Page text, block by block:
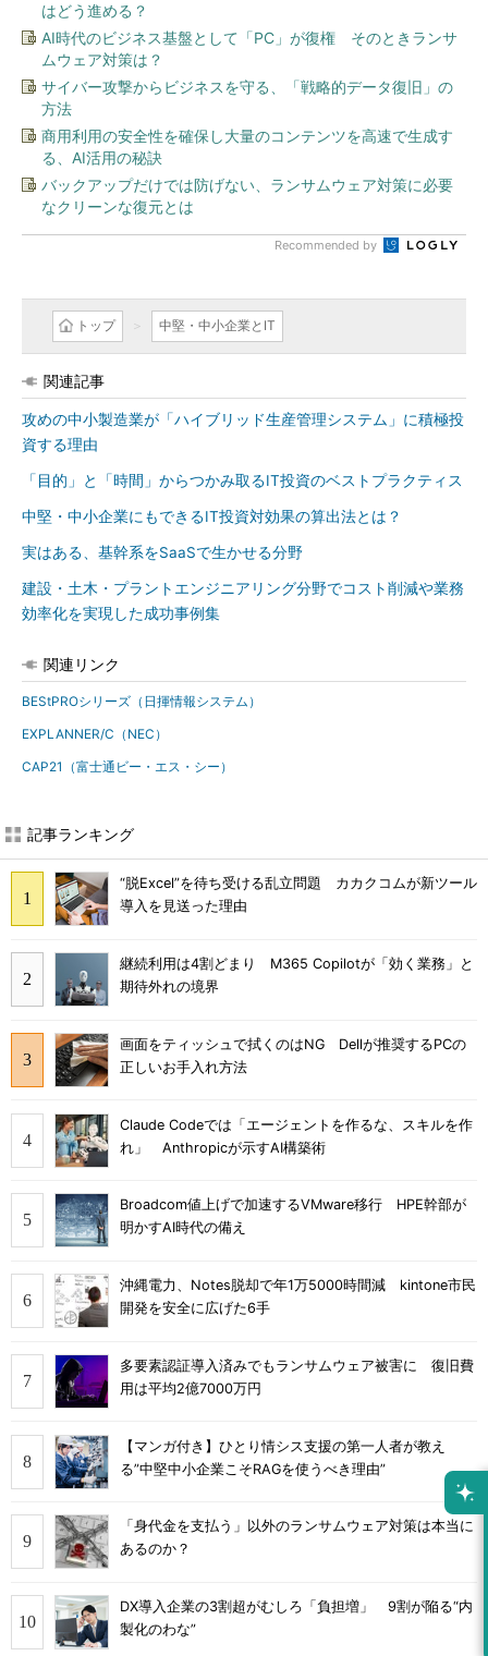
はどう進める？
AI時代のビジネス基盤として「PC」が復権 そのときランサ
ムウェア対策は？
サイバー攻撃からビジネスを守る、「戦略的データ復旧」の
方法
商用利用の安全性を確保し大量のコンテンツを高速で生成す
る、AI活用の秘訣
バックアップだけでは防げない、ランサムウェア対策に必要
なクリーンな復元とは
Recommended by
トップ 中堅・中小企業とIT
関連記事
攻めの中小製造業が「ハイブリッド生産管理システム」に積極投
資する理由
「目的」と「時間」からつかみ取るIT投資のベストプラクティス
中堅・中小企業にもできるIT投資対効果の算出法とは？
実はある、基幹系をSaaSで生かせる分野
建設・土木・プラントエンジニアリング分野でコスト削減や業務
効率化を実現した成功事例集
関連リンク
BEStPROシリーズ（日揮情報システム）
EXPLANNER/C（NEC）
CAP21（富士通ビー・エス・シー）
記事ランキング
“脱Excel”を待ち受ける乱立問題 カカクコムが新ツール
導入を見送った理由
継続利用は4割どまり M365 Copilotが「効く業務」と
期待外れの境界
画面をティッシュで拭くのはNG Dellが推奨するPCの
正しいお手入れ方法
Claude Codeでは「エージェントを作るな、スキルを作
れ」 Anthropicが示すAI構築術
Broadcom値上げで加速するVMware移行 HPE幹部が
明かすAI時代の備え
沖縄電力、Notes脱却で年1万5000時間減 kintone市民
開発を安全に広げた6手
多要素認証導入済みでもランサムウェア被害に 復旧費
用は平均2億7000万円
【マンガ付き】ひとり情シス支援の第一人者が教え
る”中堅中小企業こそRAGを使うべき理由”
「身代金を支払う」以外のランサムウェア対策は本当に
あるのか？
DX導入企業の3割超がむしろ「負担増」 9割が陥る“内
製化のわな”